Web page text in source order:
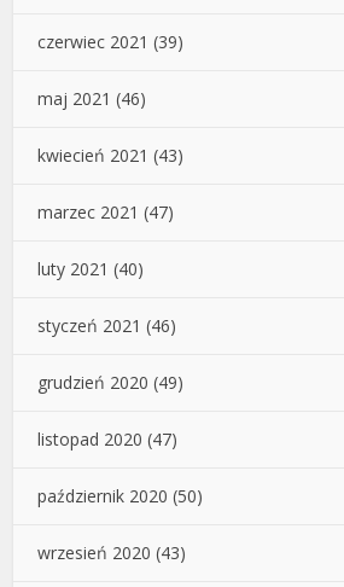
czerwiec 2021 (39)
maj 2021 (46)
kwiecień 2021 (43)
marzec 2021 (47)
luty 2021 (40)
styczeń 2021 (46)
grudzień 2020 (49)
listopad 2020 (47)
październik 2020 (50)
wrzesień 2020 (43)